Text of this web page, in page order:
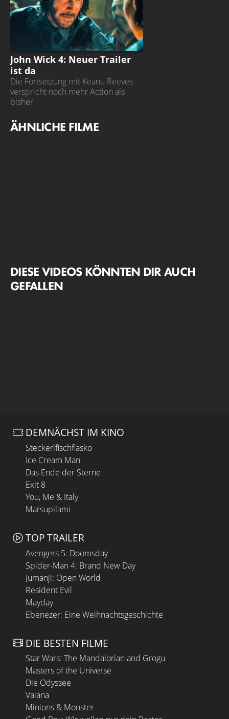
John Wick 4: Neuer Trailer
ist da
Die Fortsetzung mit Keanu Reeves
verspricht noch mehr Action als
bisher
ÄHNLICHE FILME
DIESE VIDEOS KÖNNTEN DIR AUCH
GEFALLEN
DEMNÄCHST IM KINO
Steckerlfischfiasko
Ice Cream Man
Das Ende der Sterne
Exit 8
You, Me & Italy
Marsupilami
TOP TRAILER
Avengers 5: Doomsday
Spider-Man 4: Brand New Day
Jumanji: Open World
Resident Evil
Mayday
Ebenezer: Eine Weihnachtsgeschichte
DIE BESTEN FILME
Star Wars: The Mandalorian and Grogu
Masters of the Universe
Die Odyssee
Vaiana
Minions & Monster